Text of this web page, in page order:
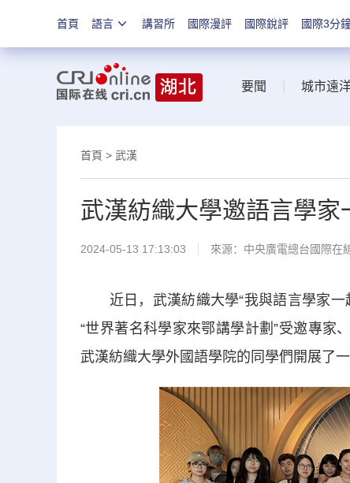
首頁 語言 講習所 國際漫評 國際銳評 國際3分
要聞 城市遠
首頁 > 武漢
武漢紡織大學邀語言學
2024-05-13 17:13:03 來源：中央廣電總台國際在
近日，武漢紡織大學“我與語言學家一
“世界著名科學家來鄂講學計劃”受邀專家
武漢紡織大學外國語學院的同學們開展了